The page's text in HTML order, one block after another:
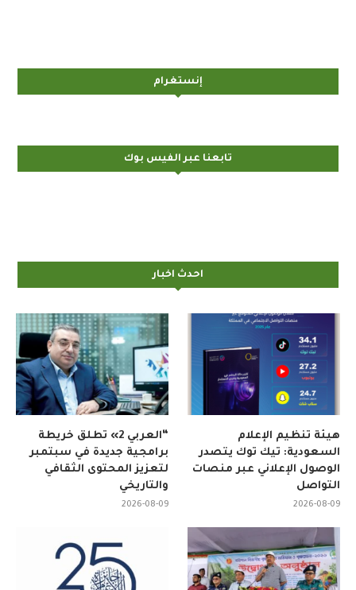
إنستغرام
تابعنا عبر الفيس بوك
احدث اخبار
“العربي 2» تطلق خريطة
برامجية جديدة في سبتمبر
لتعزيز المحتوى الثقافي
والتاريخي
2026-08-09
هيئة تنظيم الإعلام
السعودية: تيك توك يتصدر
الوصول الإعلاني عبر منصات
التواصل
2026-08-09